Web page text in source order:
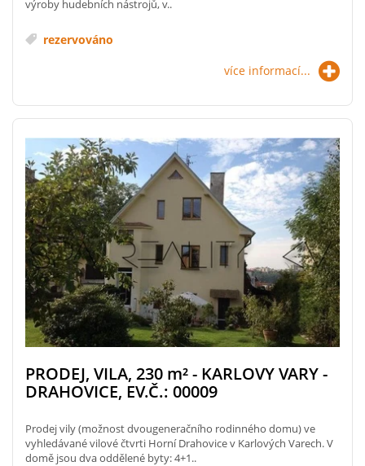
výroby hudebních nástrojů, v..
rezervováno
více informací...
PRODEJ, VILA, 230 m²- KARLOVY VARY -
DRAHOVICE, EV.Č.: 00009
Prodej vily (možnost dvougeneračního rodinného domu) ve
vyhledávané vilové čtvrti Horní Drahovice v Karlových Varech. V
domě jsou dva oddělené byty: 4+1..